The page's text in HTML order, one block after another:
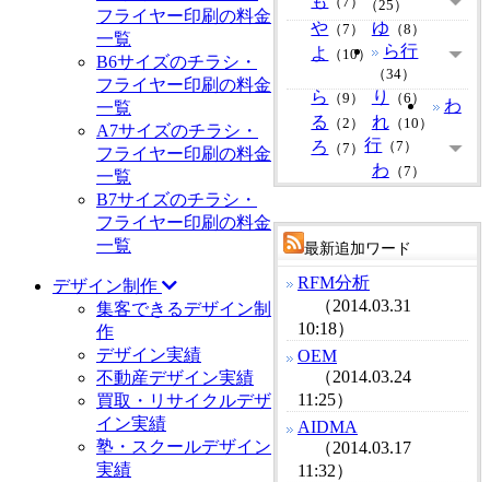
（25）
や （7） ゆ （8）
よ （10） ら行
（34）
ら （9） り （6）
る （2） れ（10）
ろ （7）
わ
行 （7）
わ （7）
最新追加ワード
RFM分析
（2014.03.31
10:18）
OEM
（2014.03.24
11:25）
AIDMA
（2014.03.17
11:32）
フライヤー印刷の料金
一覧
B6サイズのチラシ・
フライヤー印刷の料金
一覧
A7サイズのチラシ・
フライヤー印刷の料金
一覧
B7サイズのチラシ・
フライヤー印刷の料金
一覧
デザイン制作
集客できるデザイン制
作
デザイン実績
不動産デザイン実績
買取・リサイクルデザ
イン実績
塾・スクールデザイン
実績